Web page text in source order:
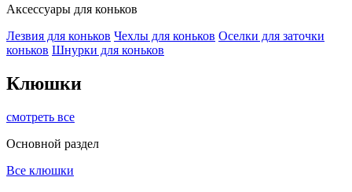
Аксессуары для коньков
Лезвия для коньков Чехлы для коньков Оселки для заточки
коньков Шнурки для коньков
Клюшки
смотреть все
Основной раздел
Все клюшки